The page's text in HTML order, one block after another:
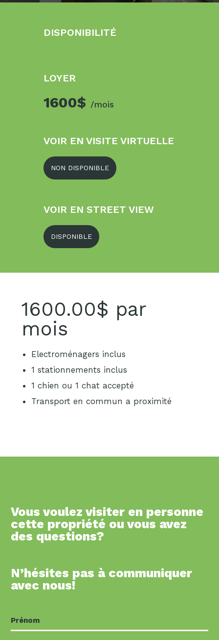
DISPONIBILITÉ
LOYER
1600$ /mois
VOIR EN VISITE VIRTUELLE
NON DISPONIBLE
VOIR EN STREET VIEW
DISPONIBLE
1600.00$ par
mois
Electroménagers inclus
1 stationnements inclus
1 chien ou 1 chat accepté
Transport en commun a proximité
Vous voulez visiter en personne
cette propriété ou vous avez
des questions?
N’hésites pas à communiquer
avec nous!